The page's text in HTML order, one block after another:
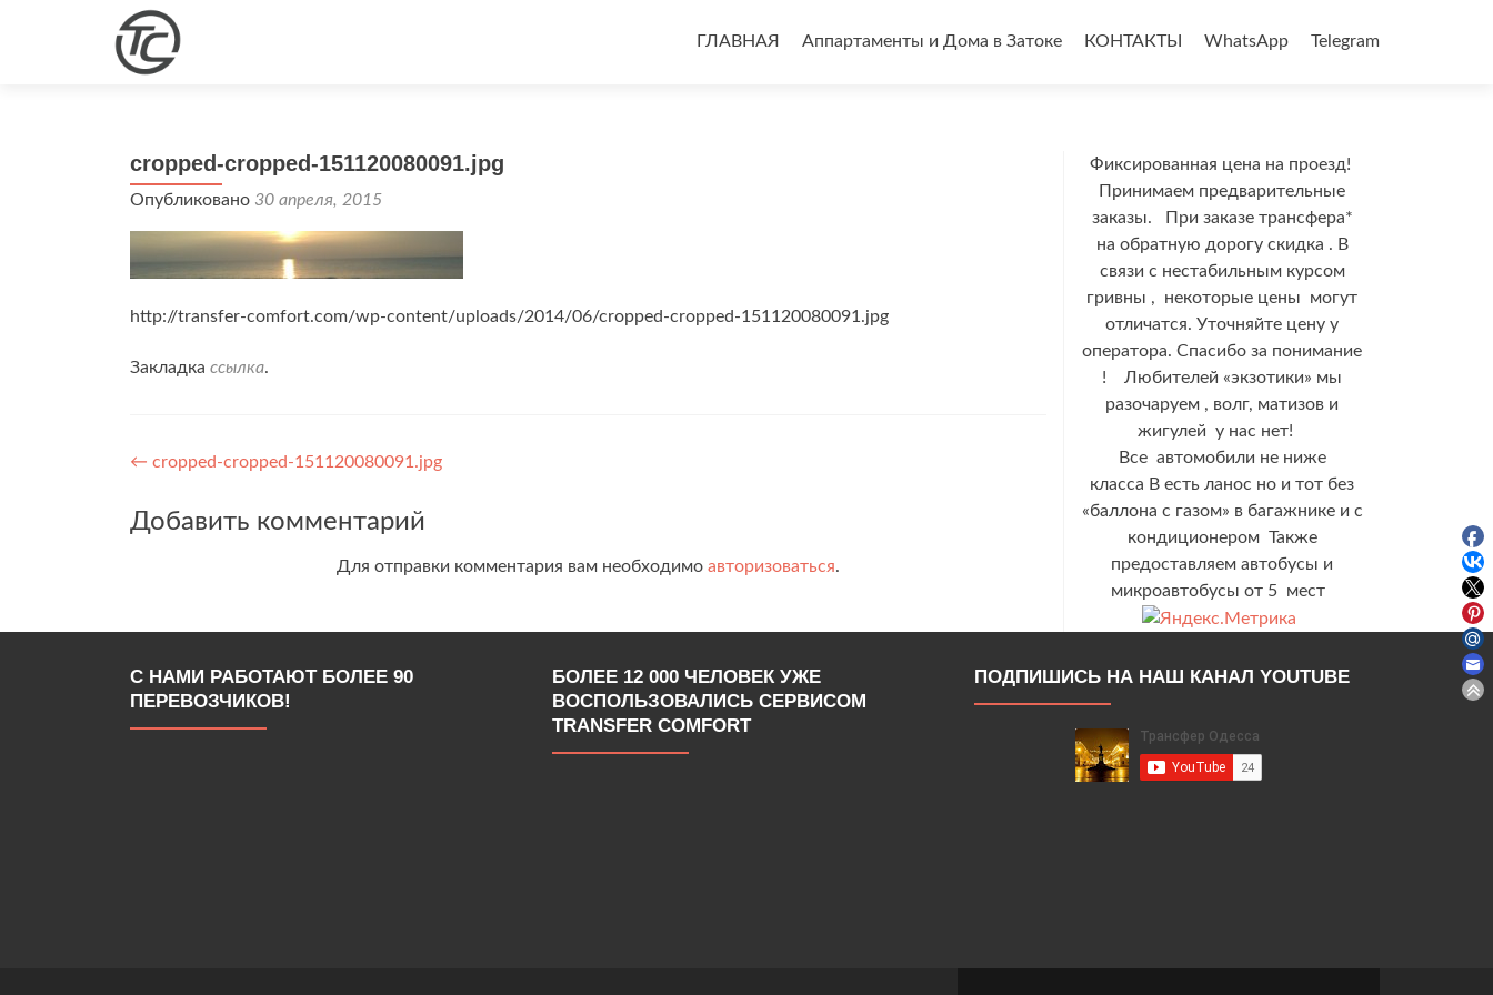
кГЛАВНАЯ Аппартаменты и Дома в Затоке КОНТАКТЫ WhatsApp Telegram
cropped-cropped-151120080091.jpg
Опубликовано 30 апреля, 2015
http://transfer-comfort.com/wp-content/uploads/2014/06/cropped-cropped-151120080091.jpg
Закладка ссылка.
Навигация
по
записям
← cropped-cropped-151120080091.jpg
Добавить комментарий
Для отправки комментария вам необходимо авторизоваться.
Фиксированная цена на проезд!
Принимаем предварительные
заказы. При заказе трансфера*
на обратную дорогу скидка . В
связи с нестабильным курсом
гривны , некоторые цены могут
отличатся. Уточняйте цену у
оператора. Спасибо за понимание
! Любителей «экзотики» мы
разочаруем , волг, матизов и
жигулей у нас нет!
Все автомобили не ниже
класса В есть ланос но и тот без
«баллона с газом» в багажнике и с
кондиционером Также
предоставляем автобусы и
микроавтобусы от 5 мест
С НАМИ РАБОТАЮТ БОЛЕЕ 90
ПЕРЕВОЗЧИКОВ!
БОЛЕЕ 12 000 ЧЕЛОВЕК УЖЕ
ВОСПОЛЬЗОВАЛИСЬ СЕРВИСОМ
TRANSFER COMFORT
ПОДПИШИСЬ НА НАШ КАНАЛ YOUTUBE